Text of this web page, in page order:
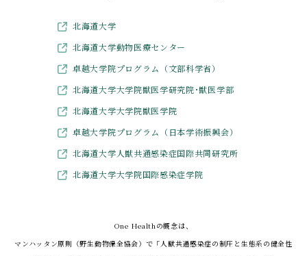
北海道大学
北海道大学動物医療センター
卓越大学院プログラム（文部科学省）
北海道大学大学院獣医学研究院･獣医学部
北海道大学大学院獣医学院
卓越大学院プログラム（日本学術振興会）
北海道大学人獣共通感染症国際共同研究所
北海道大学大学院国際感染症学院
One Healthの概念は、
マンハッタン原則（野生動物保全協会）で「人獣共通感染症の制圧と生態系の健全性